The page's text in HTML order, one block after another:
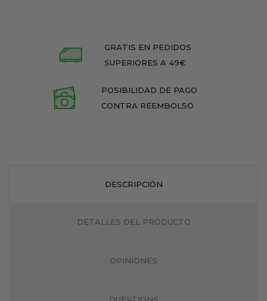
GRATIS EN PEDIDOS
SUPERIORES A 49€
POSIBILIDAD DE PAGO
CONTRA REEMBOLSO
DESCRIPCIÓN
DETALLES DEL PRODUCTO
OPINIONES
QUESTIONS